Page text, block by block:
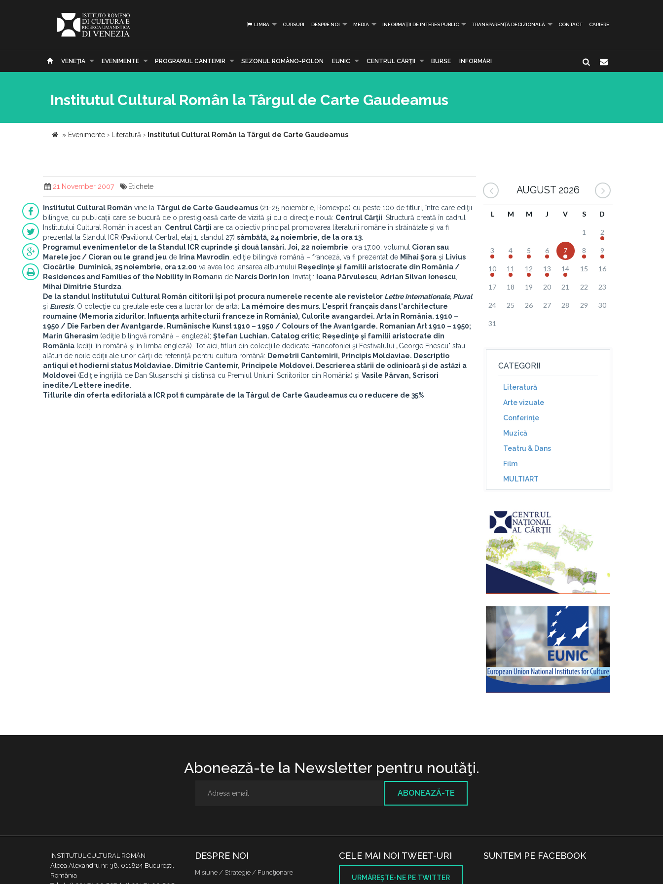
LIMBA CURSURI DESPRE NOI MEDIA INFORMAȚII DE INTERES PUBLIC TRANSPARENȚĂ DECIZIONALĂ CONTACT CARIERE
VENEŢIA EVENIMENTE PROGRAMUL CANTEMIR SEZONUL ROMÂNO-POLON EUNIC CENTRUL CĂRŢII BURSE INFORMĂRI
Institutul Cultural Român la Târgul de Carte Gaudeamus
» Evenimente › Literatură › Institutul Cultural Român la Târgul de Carte Gaudeamus
21 November 2007 Etichete
Institutul Cultural Român vine la Târgul de Carte Gaudeamus (21-25 noiembrie, Romexpo) cu peste 100 de titluri, între care ediţii
bilingve, cu publicaţii care se bucură de o prestigioasă carte de vizită şi cu o direcţie nouă: Centrul Cărţii . Structură creată în cadrul
Institutului Cultural Român în acest an, Centrul Cărţii are ca obiectiv principal promovarea literaturii române în străinătate şi va fi
prezentat la Standul ICR (Pavilionul Central, etaj 1, standul 27) sâmbătă, 24 noiembrie, de la ora 13
Programul evenimentelor de la Standul ICR cuprinde şi două lansări. Joi, 22 noiembrie , ora 17.00, volumul Cioran sau
Marele joc / Cioran ou le grand jeu de Irina Mavrodin , ediţie bilingvă română – franceză, va fi prezentat de Mihai Şora şi Livius
Ciocârlie
Duminică, 25 noiembrie, ora 12.00 va avea loc lansarea albumului Reşedinţe şi familii aristocrate din România /
Residences and Families of the Nobility in Romania de Narcis Dorin Ion . Invitaţi: Ioana Pârvulescu Adrian Silvan Ionescu
Mihai Dimitrie Sturdza
De la standul Institutului Cultural Român cititorii îşi pot procura numerele recente ale revistelor Lettre Internationale, Plural
şi Euresis. O colecţie cu greutate este cea a lucrărilor de artă: La mémoire des murs. L'esprit français dans l'architecture
roumaine (Memoria zidurilor. Influenţa arhitecturii franceze în România), Culorile avangardei. Arta în România. 1910 –
1950 / Die Farben der Avantgarde. Rumänische Kunst 1910 – 1950 / Colours of the Avantgarde. Romanian Art 1910 – 1950;
Marin Gherasim (ediţie bilingvă română – engleză); Ştefan Luchian. Catalog critic; Reşedinţe şi familii aristocrate din
România (ediţii în română şi în limba engleză). Tot aici, titluri din colecţiile dedicate Francofoniei şi Festivalului „George Enescu" stau
alături de noile ediţii ale unor cărţi de referinţă pentru cultura română: Demetrii Cantemirii, Principis Moldaviae. Descriptio
antiqui et hodierni status Moldaviae. Dimitrie Cantemir, Principele Moldovei. Descrierea stării de odinioară şi de astăzi a
Moldovei (Ediţie îngrijită de Dan Sluşanschi şi distinsă cu Premiul Uniunii Scriitorilor din România) şi Vasile Pârvan, Scrisori
inedite/Lettere inedite
Titlurile din oferta editorială a ICR pot fi cumpărate de la Târgul de Carte Gaudeamus cu o reducere de 35%
AUGUST 2026
L M M J V S D
1 2
3 4 5 6 7 8 9
10 11 12 13 14 15 16
17 18 19 20 21 22 23
24 25 26 27 28 29 30
31
CATEGORII
Literatură
Arte vizuale
Conferinţe
Muzică
Teatru & Dans
Film
MULTIART
Abonează-te la Newsletter pentru noutăţi.
ABONEAZĂ-TE
INSTITUTUL CULTURAL ROMÂN
Aleea Alexandru nr. 38, 011824 București,
România
DESPRE NOI
Misiune / Strategie / Funcţionare
CELE MAI NOI TWEET-URI
URMĂREŞTE-NE PE TWITTER
SUNTEM PE FACEBOOK